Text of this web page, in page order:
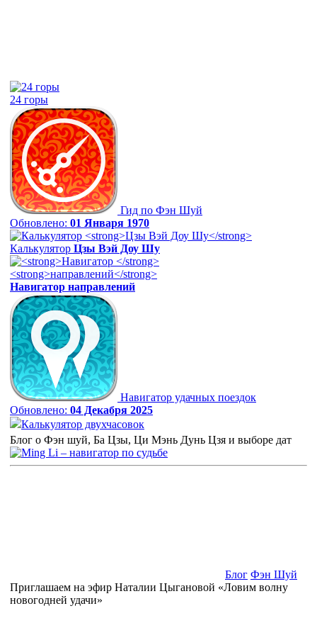
24 горы
Гид по Фэн Шуй
Обновлено: 01 Января 1970
Калькулятор Цзы Вэй Доу Шу
Навигатор направлений
Навигатор удачных поездок
Обновлено: 04 Декабря 2025
Калькулятор двухчасовок
Блог о Фэн шуй, Ба Цзы, Ци Мэнь Дунь Цзя и выборе дат
Блог Фэн Шуй
Приглашаем на эфир Наталии Цыгановой «Ловим волну
новогодней удачи»